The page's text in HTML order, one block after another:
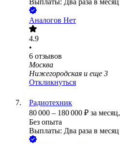
Выплаты: Два раза в месяц
Аналогов Нет
4.9
•
6 отзывов
Москва
Нижегородская и еще 3
Откликнуться
Радиотехник
80 000 – 180 000 ₽ за месяц,
Без опыта
Выплаты: Два раза в месяц